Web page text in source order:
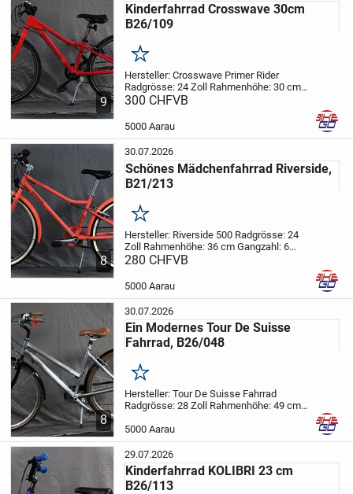
9
Kinderfahrrad Crosswave 30cm
B26/109
Merken
Hersteller: Crosswave Primer Rider
Radgrösse: 24 Zoll
Rahmenhöhe: 30 cm
Gangzahl: 8 Beschrieb:
einkaufen oder für Fahrten zu neuen...
300 CHFVB
5000 Aarau
8
30.07.2026
Schönes Mädchenfahrrad Riverside,
B21/213
Merken
Hersteller: Riverside 500Radgrösse: 24
ZollRahmenhöhe: 36 cmGangzahl: 6
Beschrieb: Mädchenfahrrad, in
für Fahrten zu neuen spannenden
Abenteuer....
280 CHFVB
5000 Aarau
8
30.07.2026
Ein Modernes Tour De Suisse
Fahrrad, B26/048
Merken
Hersteller: Tour De Suisse Fahrrad
Radgrösse: 28 Zoll
Rahmenhöhe: 49 cm
Alusilber für Freizeit, einkaufen oder für
Fahrten zum Bahnhof. Folgende...
5000 Aarau
29.07.2026
Kinderfahrrad KOLIBRI 23 cm
B26/113